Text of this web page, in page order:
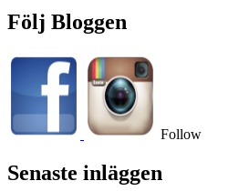
Följ Bloggen
Follow
Senaste inläggen